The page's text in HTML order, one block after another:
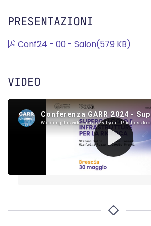
PRESENTAZIONI
pdf
Conf24 - 00 - Salon(579 KB)
VIDEO